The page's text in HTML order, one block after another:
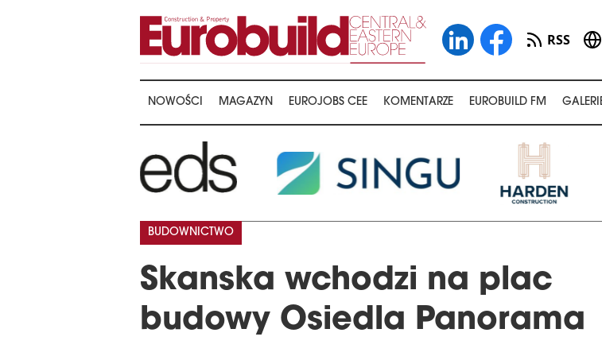
RSS
NOWOŚCI MAGAZYN EUROJOBS CEE KOMENTARZE EUROBUILD FM
Skanska wchodzi na plac
budowy Osiedla Panorama
BUDOWNICTWO